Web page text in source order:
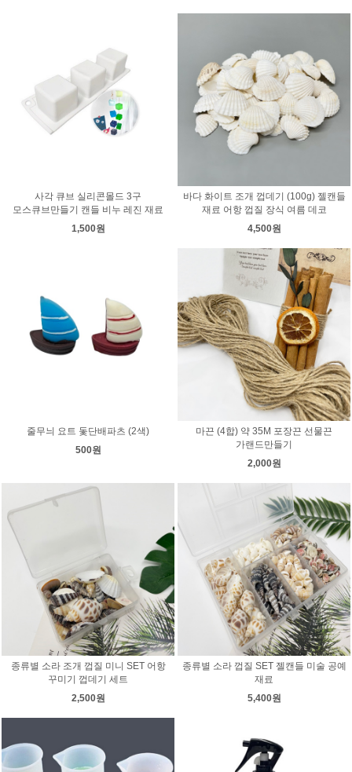
사각 큐브 실리콘몰드 3구
모스큐브만들기 캔들 비누 레진 재료
1,500원
바다 화이트 조개 껍데기 (100g) 젤캔들
재료 어항 껍질 장식 여름 데코
4,500원
줄무늬 요트 돛단배파츠 (2색)
500원
마끈 (4합) 약 35M 포장끈 선물끈
가랜드만들기
2,000원
종류별 소라 조개 껍질 미니 SET 어항
꾸미기 껍데기 세트
2,500원
종류별 소라 껍질 SET 젤캔들 미술 공예
재료
5,400원